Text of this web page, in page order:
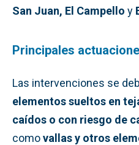
San Juan, El Campello y
Principales
Las intervenciones se
elementos sueltos en
caídos o con riesgo de
comovallas y otros